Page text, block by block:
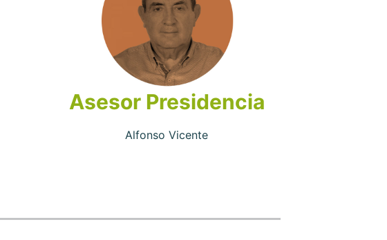
Asesor Presidencia
Alfonso Vicente